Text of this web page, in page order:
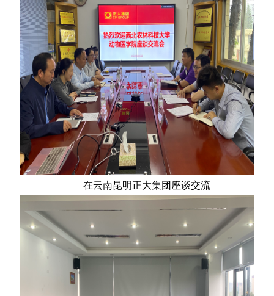
在云南昆明正大集团座谈交流